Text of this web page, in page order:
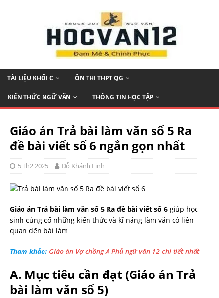
TÀI LIỆU KHỐI C ÔN THI THPT QG
KIẾN THỨC NGỮ VĂN THÔNG TIN HỌC TẬP
Giáo án Trả bài làm văn số 5 Ra
đề bài viết số 6 ngắn gọn nhất
5 Th2 2025 Đỗ Khánh Linh
Giáo án Trả bài làm văn số 5 Ra đề bài viết số 6 giúp học
sinh củng cố những kiến thức và kĩ năng làm văn có liên
quan đến bài làm
Tham khảo: Giáo án Vợ chồng A Phủ ngữ văn 12 chi tiết nhất
A. Mục tiêu cần đạt (Giáo án Trả
bài làm văn số 5)